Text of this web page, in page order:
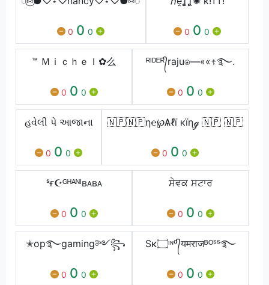
0 0 0 0 0 0
™️ Ｍｉｃｈｅｌ✿么
0 0 0
ᴿᴵᴰᴱᴿ᭄raju⍟—««☦࿐.
0 0 0
હવેલી પે આજાના
0 0 0
🇳🇵🇳🇵η℮℘Ѧℓї кїηℊ 🇳🇵 🇳🇵
0 0 0
ˢғ☪ᴳᴴᴬᴺᴵʙᴀʙᴀ
0 0 0
ਸੇਵਕ ਸਟਾਰ
0 0 0
✭op࿐gaming༻꧂
0 0 0
Sĸ۝ᶦᶰᵈ᭄यमराजᴮᴼˢˢ࿐
0 0 0